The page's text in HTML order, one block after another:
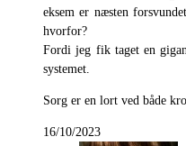
eksem er næsten
hvorfor?
Fordi jeg fik taget en
systemet.
Sorg er en lort ved både
16/10/2023